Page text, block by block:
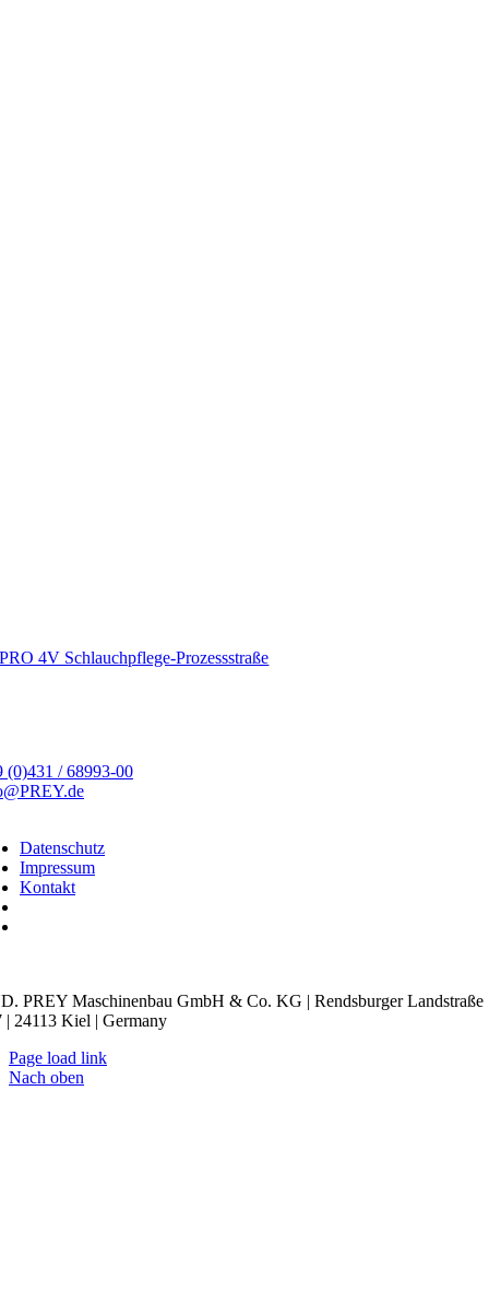
PRO 4V Schlauchpflege-Prozessstraße
(0)431 / 68993-00
Datenschutz
Impressum
Kontakt
PREY Maschinenbau GmbH & Co. KG | Rendsburger Landstraße
| 24113 Kiel | Germany
Page load link
Nach oben